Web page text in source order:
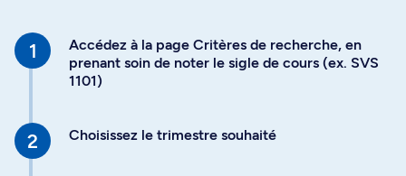
Accédez à la page Critères de recherche, en
prenant soin de noter le sigle de cours (ex. SVS
1101)
Choisissez le trimestre souhaité